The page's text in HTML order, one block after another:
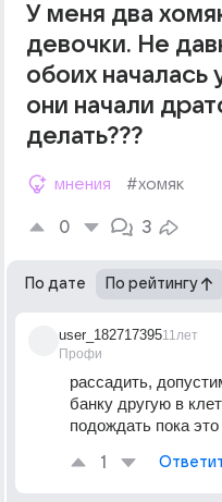
У меня два
девочки. Не
обоих началась
они начали
делать???
мнения #хомяк
0 3
По дате По рейтингу
user_182717395
Профи
11лет
рассадить,
банку другую в
подождать пока это
1